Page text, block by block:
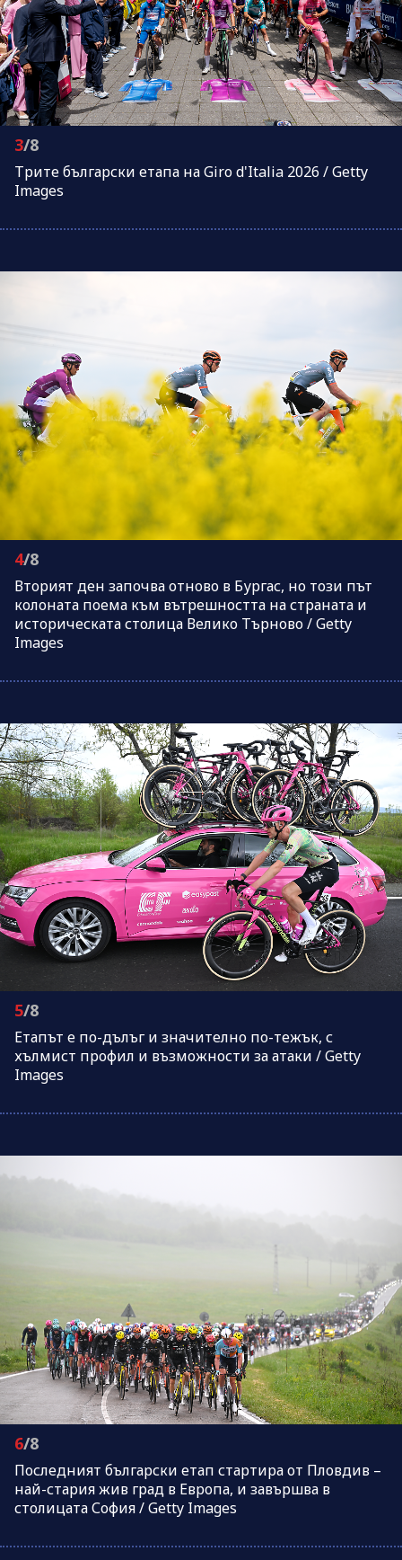
3/8
Трите български етапа на Giro d'Italia 2026 / Getty
Images
4/8
Вторият ден започва отново в Бургас, но този път
колоната поема към вътрешността на страната и
историческата столица Велико Търново / Getty
Images
5/8
Етапът е по-дълъг и значително по-тежък, с
хълмист профил и възможности за атаки / Getty
Images
6/8
Последният български етап стартира от Пловдив –
най-стария жив град в Европа, и завършва в
столицата София / Getty Images